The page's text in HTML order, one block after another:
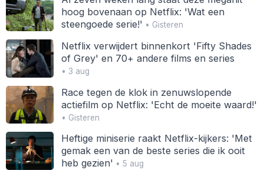
hoog bovenaan op Netflix: 'Wat een
steengoede serie!' • Gisteren
Netflix verwijdert binnenkort 'Fifty Shades
of Grey' en 70+ andere films en series
• 3 aug
Race tegen de klok in zenuwslopende
actiefilm op Netflix: 'Echt de moeite waard!'
• Gisteren
Heftige miniserie raakt Netflix-kijkers: 'Met
gemak een van de beste series die ik ooit
heb gezien' • 5 aug